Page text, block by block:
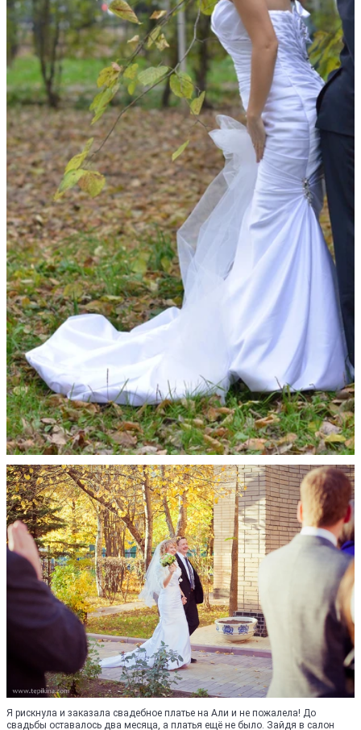
Я рискнула и заказала свадебное платье на Али и не пожалела! До
свадьбы оставалось два месяца, а платья ещё не было. Зайдя в салон